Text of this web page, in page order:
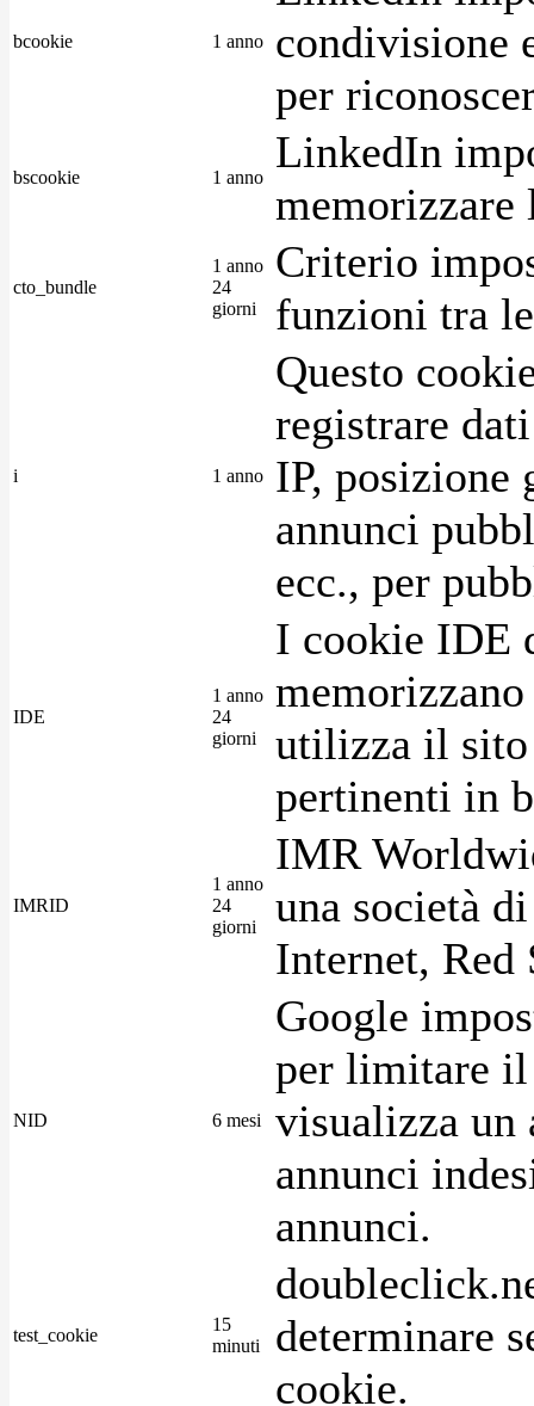
bcookie 1 anno
condivisione
per
bscookie 1 anno
LinkedIn
memorizzare
cto_bundle
1 anno
24
giorni
Criterio
funzioni tra
i 1 anno
Questo
registrare
IP, posizione
annunci
ecc., per
IDE
1 anno
24
giorni
I cookie IDE
utilizza il sito
pertinenti in
IMRID
1 anno
24
giorni
IMR
una società
Internet, Red
NID 6 mesi
Google
per limitare
visualizza un
annunci
annunci.
test_cookie
15
minuti
determinare
cookie.